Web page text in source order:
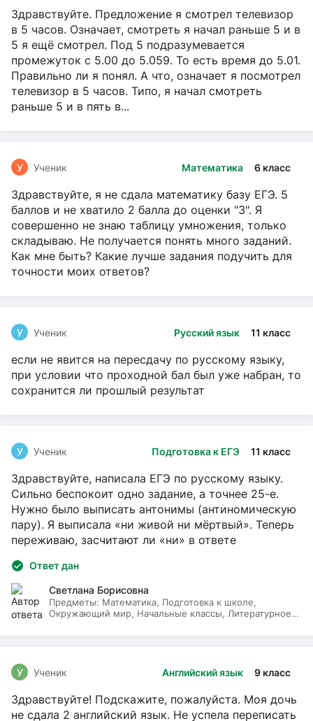
Здравствуйте. Предложение я смотрел телевизор
в 5 часов. Означает, смотреть я начал раньше 5 и в
5 я ещё смотрел. Под 5 подразумевается
промежуток с 5.00 до 5.059. То есть время до 5.01.
Правильно ли я понял. А что, означает я посмотрел
телевизор в 5 часов. Типо, я начал смотреть
раньше 5 и в пять в...
Математика 6 класс
У Ученик
Здравствуйте, я не сдала математику базу ЕГЭ. 5
баллов и не хватило 2 балла до оценки "3". Я
совершенно не знаю таблицу умножения, только
складываю. Не получается понять много заданий.
Как мне быть? Какие лучше задания подучить для
точности моих ответов?
Русский язык 11 класс
У Ученик
если не явится на пересдачу по русскому языку,
при условии что проходной бал был уже набран, то
сохранится ли прошлый результат
Подготовка к ЕГЭ 11 класс
У Ученик
Здравствуйте, написала ЕГЭ по русскому языку.
Сильно беспокоит одно задание, а точнее 25-е.
Нужно было выписать антонимы (антиномическую
пару). Я выписала «ни живой ни мёртвый». Теперь
переживаю, засчитают ли «ни» в ответе
Ответ дан
Светлана Борисовна
Предметы: Математика, Подготовка к школе,
Окружающий мир, Начальные классы, Литературное
Английский язык 9 класс
У Ученик
Здравствуйте! Подскажите, пожалуйста. Моя дочь
не сдала 2 английский язык. Не успела переписать